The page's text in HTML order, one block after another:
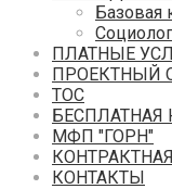
Базовая
ПЛАТНЫЕ
ПРОЕКТНЫЙ
ТОС
МФП "ГОРН"
КОНТАКТЫ